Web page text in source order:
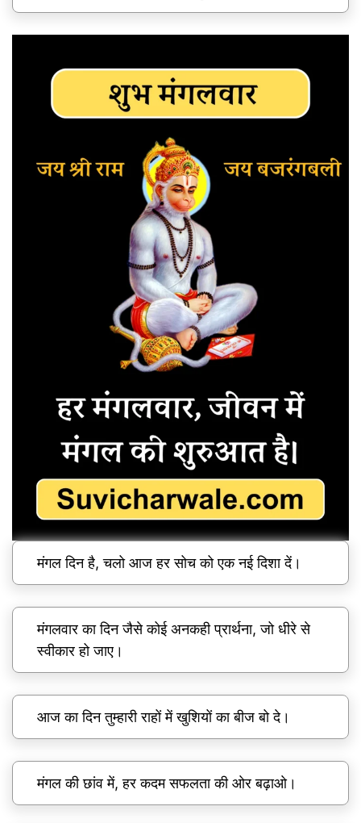
मंगल दिन है, चलो आज हर सोच को एक नई दिशा दें।
मंगलवार का दिन जैसे कोई अनकही प्रार्थना, जो धीरे से
स्वीकार हो जाए।
आज का दिन तुम्हारी राहों में खुशियों का बीज बो दे।
मंगल की छांव में, हर कदम सफलता की ओर बढ़ाओ।